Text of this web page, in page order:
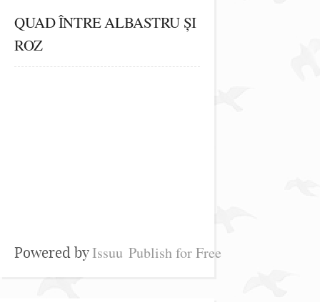
QUAD ÎNTRE ALBASTRU ȘI
ROZ
Powered byIssuu Publish for Free